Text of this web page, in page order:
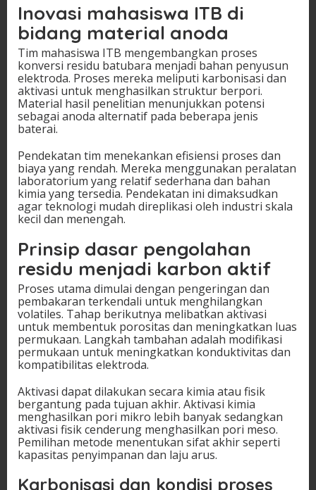
Inovasi mahasiswa ITB di
bidang material anoda
Tim mahasiswa ITB mengembangkan proses
konversi residu batubara menjadi bahan penyusun
elektroda. Proses mereka meliputi karbonisasi dan
aktivasi untuk menghasilkan struktur berpori.
Material hasil penelitian menunjukkan potensi
sebagai anoda alternatif pada beberapa jenis
baterai.
Pendekatan tim menekankan efisiensi proses dan
biaya yang rendah. Mereka menggunakan peralatan
laboratorium yang relatif sederhana dan bahan
kimia yang tersedia. Pendekatan ini dimaksudkan
agar teknologi mudah direplikasi oleh industri skala
kecil dan menengah.
Prinsip dasar pengolahan
residu menjadi karbon aktif
Proses utama dimulai dengan pengeringan dan
pembakaran terkendali untuk menghilangkan
volatiles. Tahap berikutnya melibatkan aktivasi
untuk membentuk porositas dan meningkatkan luas
permukaan. Langkah tambahan adalah modifikasi
permukaan untuk meningkatkan konduktivitas dan
kompatibilitas elektroda.
Aktivasi dapat dilakukan secara kimia atau fisik
bergantung pada tujuan akhir. Aktivasi kimia
menghasilkan pori mikro lebih banyak sedangkan
aktivasi fisik cenderung menghasilkan pori meso.
Pemilihan metode menentukan sifat akhir seperti
kapasitas penyimpanan dan laju arus.
Karbonisasi dan kondisi proses